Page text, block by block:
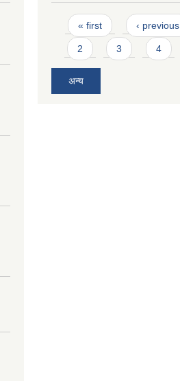
Pages
« first ‹ previous
2 3 4
अन्य